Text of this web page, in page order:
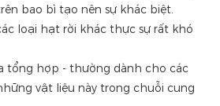
bao bì tạo nên sự khác biệt.
loại hạt rời khác thực sự rất khó
tổng hợp - thường dành cho các
vật liệu này trong chuỗi cung